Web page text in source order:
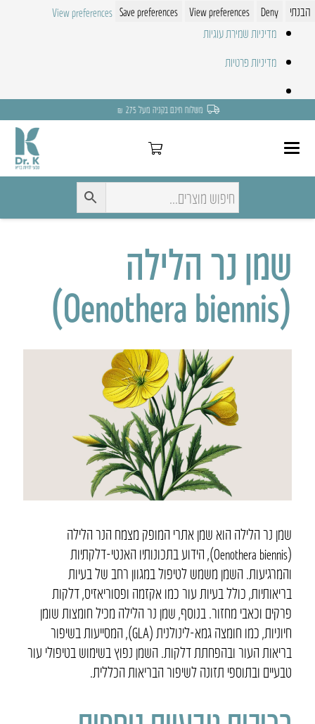
הבנתי
Deny
View preferences
Save preferences
View preferences
מדיניות שמירת עוגיות
מדיניות פרטיות
משלוח חינם בקניה מעל 275 ₪
שמן נר הלילה
(Oenothera biennis)
שמן נר הלילה הוא שמן אתרי המופק מצמח הנר הלילה
(Oenothera biennis), הידוע בתכונותיו האנטי-דלקתיות
והמרגיעות. השמן משמש לטיפול במגוון רחב של בעיות
בריאותיות, כולל בעיות עור כמו אקזמה ופסוריאזיס, דלקות
פרקים וכאבי מחזור. בנוסף, שמן נר הלילה מכיל חומצות שומן
חיוניות, כמו חומצה גמא-לינולנית (GLA), המסייעות בשיפור
בריאות העור ובהפחתת דלקות. השמן נפוץ בשימוש בטיפולי עור
טבעיים ובתוספי תזונה לשיפור הבריאות הכללית.